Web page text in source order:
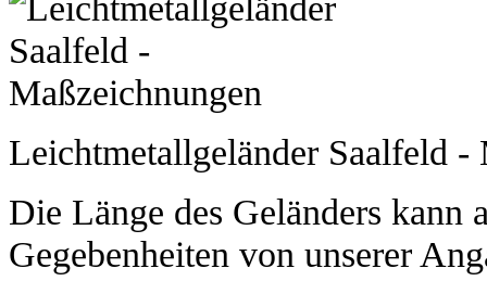
Leichtmetallgeländer Saalfeld -
Die Länge des Geländers kann
Gegebenheiten von unserer